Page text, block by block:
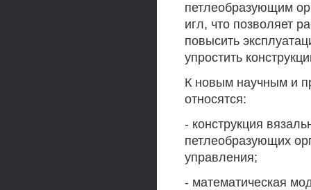
петлеобразующим
игл, что позволяет
повысить
упростить
К новым научным и
относятся:
- конструкция
петлеобразующих
управления;
- математическая